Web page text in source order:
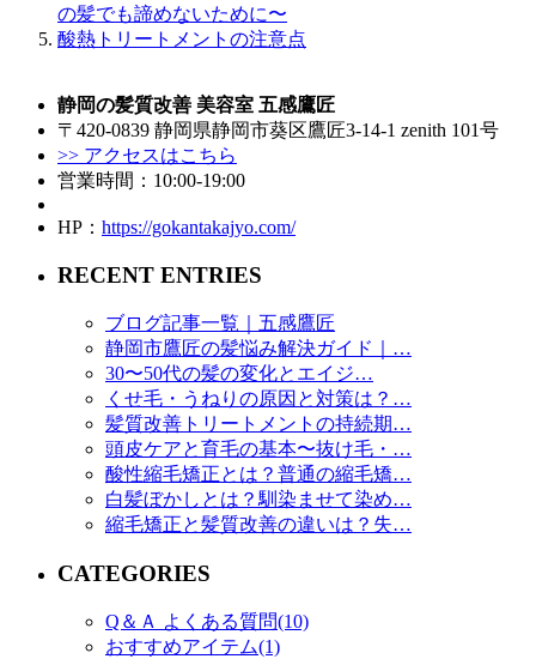
の髪でも諦めないために〜
酸熱トリートメントの注意点
静岡の髪質改善 美容室 五感鷹匠
〒420-0839 静岡県静岡市葵区鷹匠3-14-1 zenith 101号
>> アクセスはこちら
営業時間：10:00-19:00
HP： https://gokantakajyo.com/
RECENT ENTRIES
ブログ記事一覧｜五感鷹匠
静岡市鷹匠の髪悩み解決ガイド｜…
30〜50代の髪の変化とエイジ…
くせ毛・うねりの原因と対策は？…
髪質改善トリートメントの持続期…
頭皮ケアと育毛の基本〜抜け毛・…
酸性縮毛矯正とは？普通の縮毛矯…
白髪ぼかしとは？馴染ませて染め…
縮毛矯正と髪質改善の違いは？失…
CATEGORIES
Q＆Ａ よくある質問(10)
おすすめアイテム(1)